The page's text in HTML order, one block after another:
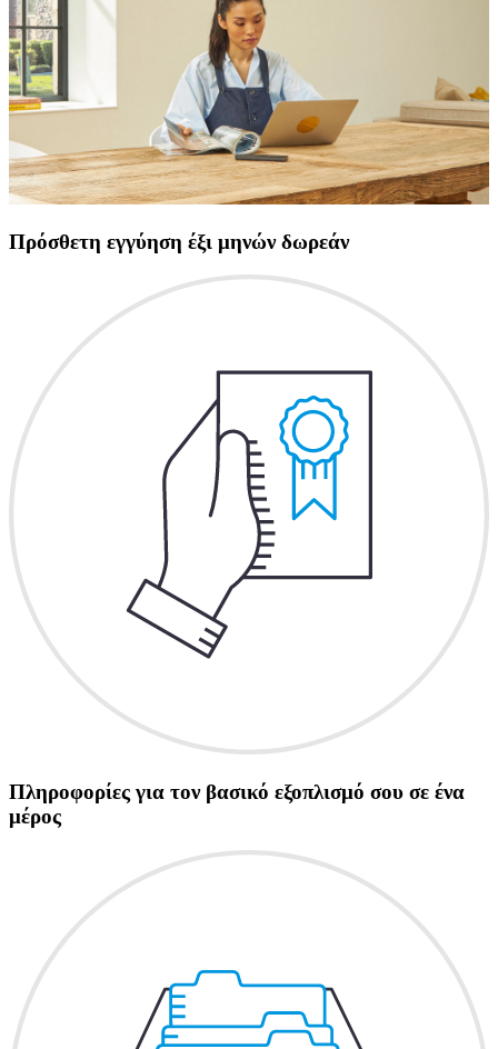
Πρόσθετη εγγύηση έξι μηνών δωρεάν
Πληροφορίες για τον βασικό εξοπλισμό σου σε ένα
μέρος